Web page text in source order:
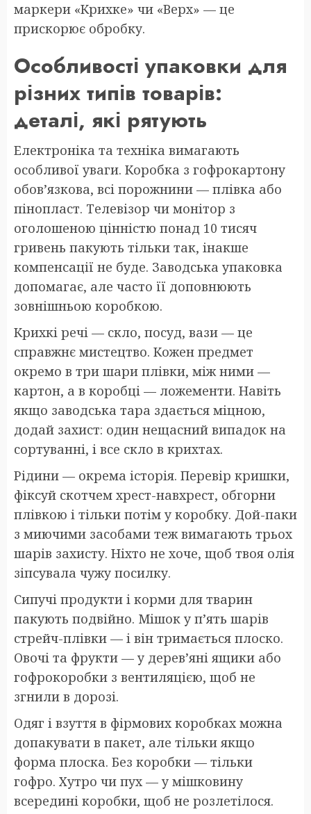
маркери «Крихке» чи «Верх» — це
прискорює обробку.
Особливості упаковки для
різних типів товарів:
деталі, які рятують
Електроніка та техніка вимагають
особливої уваги. Коробка з гофрокартону
обов’язкова, всі порожнини — плівка або
пінопласт. Телевізор чи монітор з
оголошеною цінністю понад 10 тисяч
гривень пакують тільки так, інакше
компенсації не буде. Заводська упаковка
допомагає, але часто її доповнюють
зовнішньою коробкою.
Крихкі речі — скло, посуд, вази — це
справжнє мистецтво. Кожен предмет
окремо в три шари плівки, між ними —
картон, а в коробці — ложементи. Навіть
якщо заводська тара здається міцною,
додай захист: один нещасний випадок на
сортуванні, і все скло в крихтах.
Рідини — окрема історія. Перевір кришки,
фіксуй скотчем хрест-навхрест, обгорни
плівкою і тільки потім у коробку. Дой-паки
з миючими засобами теж вимагають трьох
шарів захисту. Ніхто не хоче, щоб твоя олія
зіпсувала чужу посилку.
Сипучі продукти і корми для тварин
пакують подвійно. Мішок у п’ять шарів
стрейч-плівки — і він тримається плоско.
Овочі та фрукти — у дерев’яні ящики або
гофрокоробки з вентиляцією, щоб не
згнили в дорозі.
Одяг і взуття в фірмових коробках можна
допакувати в пакет, але тільки якщо
форма плоска. Без коробки — тільки
гофро. Хутро чи пух — у мішковину
всередині коробки, щоб не розлетілося.